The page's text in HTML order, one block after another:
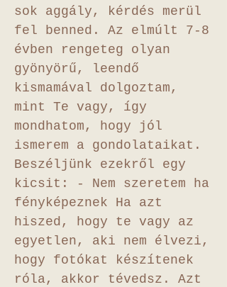
sok aggály, kérdés merül
fel benned. Az elmúlt 7-8
évben rengeteg olyan
gyönyörű, leendő
kismamával dolgoztam,
mint Te vagy, így
mondhatom, hogy jól
ismerem a gondolataikat.
Beszéljünk ezekről egy
kicsit: - Nem szeretem ha
fényképeznek Ha azt
hiszed, hogy te vagy az
egyetlen, aki nem élvezi,
hogy fotókat készítenek
róla, akkor tévedsz. Azt